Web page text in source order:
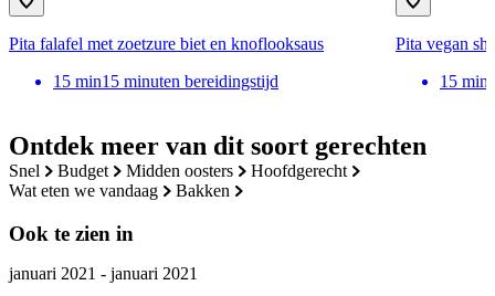
Ontdek meer van dit soort gerechten
snel budget midden oosters
hoofdgerecht
wat eten we vandaag
bakken
Ook te zien in
januari 2021 - januari 2021
Pita falafel met zoetzure biet en knoflooksaus
15 min15 minuten bereidingstijd
Pita vegan
15 min